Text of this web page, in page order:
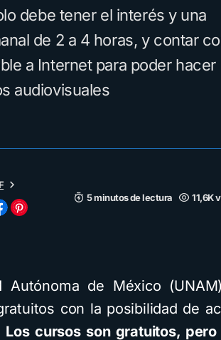
debe tener el interés y una
de 2 a 4 horas, y contar
a Internet para poder hacer
audiovisuales
5 minutos de lectura
11,6K
Autónoma de México
con la posibilidad de
Los cursos son gratuitos,